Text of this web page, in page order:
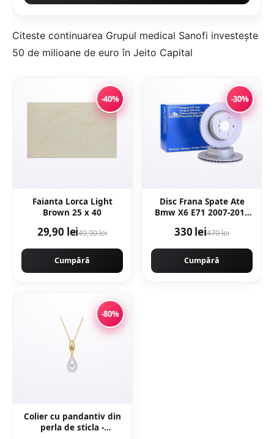
Citeste continuarea Grupul medical Sanofi investește
50 de milioane de euro în Jeito Capital
-40%
Faianta Lorca Light
Brown 25 x 40
29,90 lei49,90 lei
Cumpără
-30%
Disc Frana Spate Ate
Bmw X6 E71 2007-2014
330 lei470 lei
Cumpără
-80%
Colier cu pandantiv din
perla de sticla -